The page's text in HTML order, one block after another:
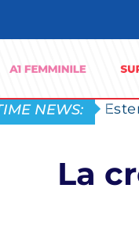
NEWS:
La